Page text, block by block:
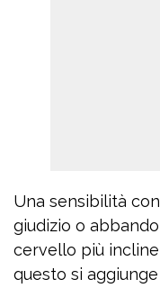
Una sensibilità
giudizio o
cervello più
questo si